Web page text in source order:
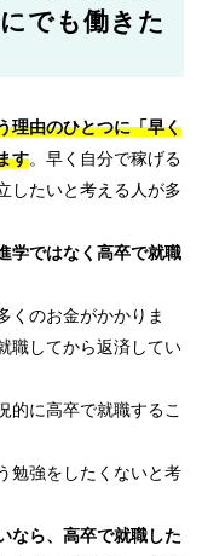
でも働きた
理由のひとつに「早く
す。早く自分で稼げる
したいと考える人が多
学ではなく高卒で就職
くのお金がかかりま
職してから返済してい
的に高卒で就職するこ
勉強をしたくないと考
なら、高卒で就職した